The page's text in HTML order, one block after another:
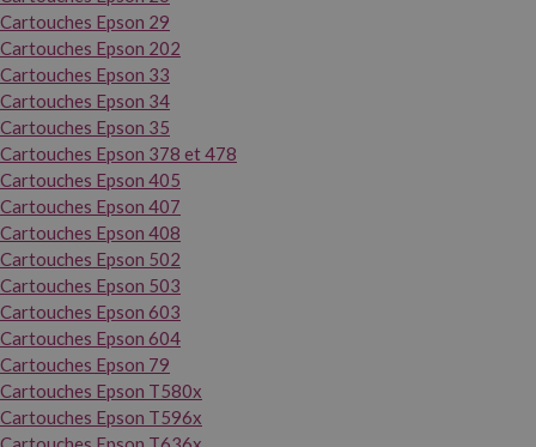
Cartouches Epson 29
Cartouches Epson 202
Cartouches Epson 33
Cartouches Epson 34
Cartouches Epson 35
Cartouches Epson 378 et 478
Cartouches Epson 405
Cartouches Epson 407
Cartouches Epson 408
Cartouches Epson 502
Cartouches Epson 503
Cartouches Epson 603
Cartouches Epson 604
Cartouches Epson 79
Cartouches Epson T580x
Cartouches Epson T596x